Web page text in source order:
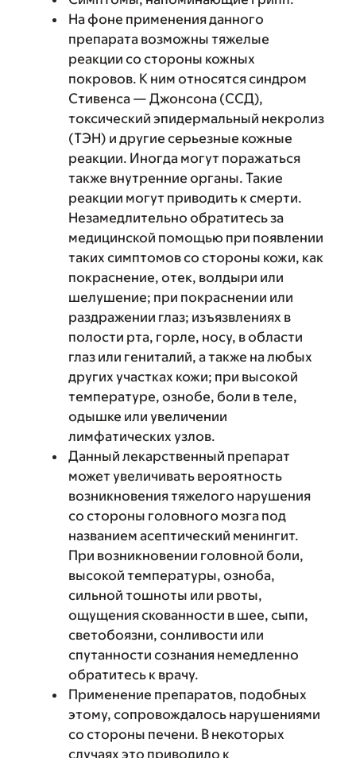
На фоне применения данного
препарата возможны тяжелые
реакции со стороны кожных
покровов. К ним относятся синдром
Стивенса — Джонсона (ССД),
токсический эпидермальный некролиз
(ТЭН) и другие серьезные кожные
реакции. Иногда могут поражаться
также внутренние органы. Такие
реакции могут приводить к смерти.
Незамедлительно обратитесь за
медицинской помощью при появлении
таких симптомов со стороны кожи, как
покраснение, отек, волдыри или
шелушение; при покраснении или
раздражении глаз; изъязвлениях в
полости рта, горле, носу, в области
глаз или гениталий, а также на любых
других участках кожи; при высокой
температуре, ознобе, боли в теле,
одышке или увеличении
лимфатических узлов.
Данный лекарственный препарат
может увеличивать вероятность
возникновения тяжелого нарушения
со стороны головного мозга под
названием асептический менингит.
При возникновении головной боли,
высокой температуры, озноба,
сильной тошноты или рвоты,
ощущения скованности в шее, сыпи,
светобоязни, сонливости или
спутанности сознания немедленно
обратитесь к врачу.
Применение препаратов, подобных
этому, сопровождалось нарушениями
со стороны печени. В некоторых
случаях это приводило к